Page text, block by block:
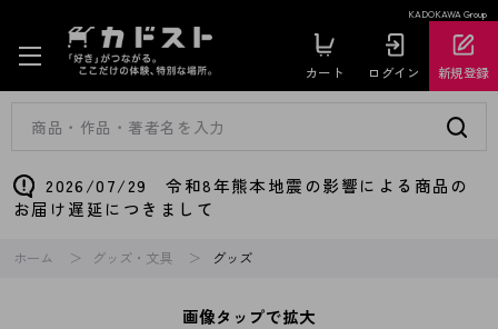
KADOKAWA Group
カート ログイン 新規登録
2026/07/29 令和8年熊本地震の影響による商品の
お届け遅延につきまして
ホーム グッズ・文具 グッズ
画像タップで拡大